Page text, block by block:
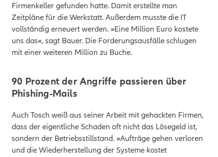
Firmenkeller gefunden hatte. Damit erstellte man
Zeitpläne für die Werkstatt. Außerdem musste die IT
vollständig erneuert werden. »Eine Million Euro kostete
uns das«, sagt Bauer. Die Forderungsausfälle schlugen
mit einer weiteren Million zu Buche.
90 Prozent der Angriffe passieren über
Phishing-Mails
Auch Tosch weiß aus seiner Arbeit mit gehackten Firmen,
dass der eigentliche Schaden oft nicht das Lösegeld ist,
sondern der Betriebsstillstand. »Aufträge gehen verloren
und die Wiederherstellung der Systeme kostet